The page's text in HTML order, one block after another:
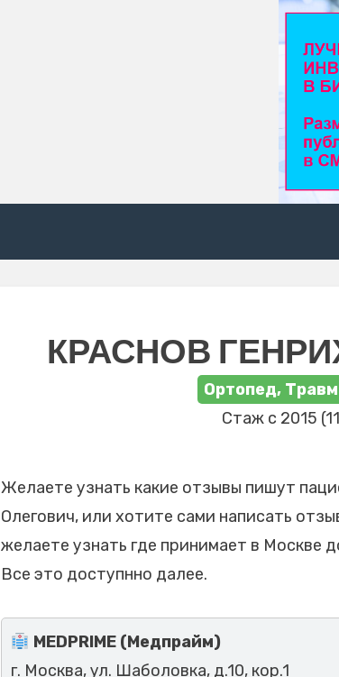
КРАСНОВ
Ортопед,
Стаж с 2015
Желаете узнать какие отзывы пишут
Олегович, или хотите сами написать
желаете узнать где принимает в Москве
Все это доступнно далее.
MEDPRIME (Медпрайм)
г. Москва, ул. Шаболовка, д.10, кор.1